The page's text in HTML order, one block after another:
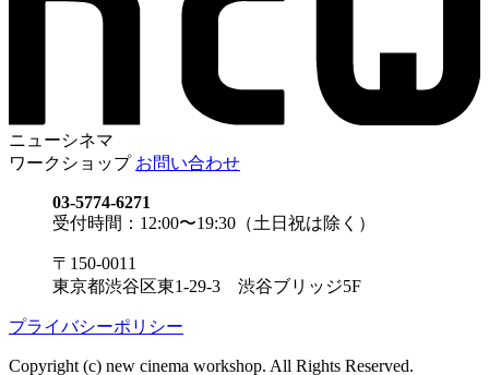
ニューシネマ
ワークショップ お問い合わせ
03-5774-6271
受付時間：12:00〜19:30（土日祝は除く）
〒150-0011
東京都渋谷区東1-29-3 渋谷ブリッジ5F
プライバシーポリシー
Copyright (c) new cinema workshop. All Rights Reserved.